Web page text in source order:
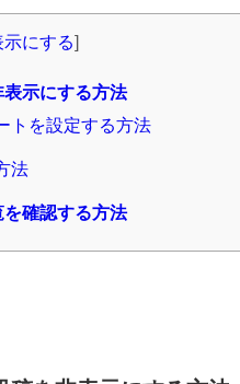
示にする]
示にする方法
トを設定する方法
法
確認する方法